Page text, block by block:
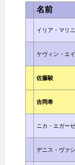
名前
イリア・マリ
ケヴィン・エ
佐藤駿
吉岡希
ニカ・エガーゼ
デニス・ヴァ